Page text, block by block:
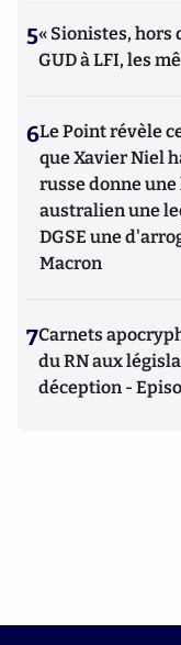
5« Sionistes, hors
GUD à LFI, les
6Le Point révèle
que Xavier Niel
russe donne une
australien une
DGSE une
Macron
7Carnets
du RN aux
déception -